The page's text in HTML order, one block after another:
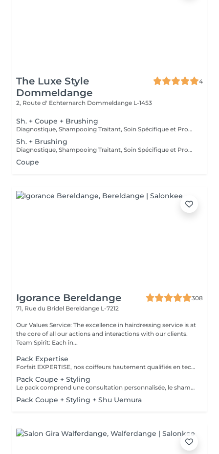
The Luxe Style
Dommeldange
4
2, Route d' Echternarch Dommeldange L-1453
Sh. + Coupe + Brushing
Diagnostique, Shampooing Traitant, Soin Spécifique et Produits Coiffants inclus
Sh. + Brushing
Diagnostique, Shampooing Traitant, Soin Spécifique et Produits Coiffants inclus
Coupe
Igorance Bereldange
308
71, Rue du Bridel Bereldange L-7212
Our Values Service: The excellence in hairdressing service is at
the core of all our actions and interactions with our clients.
Team Spirit: Each in...
Pack Expertise
Forfait EXPERTISE, nos coiffeurs hautement qualifiés en technique anglo-saxonne, en formation continu et diplômés d’une académie anglaise à Paris. Vous offre une séance d’une heure avec votre coach en suivi beauté. Ce pack inclus : 1 h de prestation Un diagnostique personnalisé Shampoing spécifique Haircare Conditioner spécifique Produit de coiffage Coupe Styling Produit de finition
Pack Coupe + Styling
Le pack comprend une consultation personnalisée, le shampooing et le conditionneur spécifiques REDKEN , la coupe IGORANCE (finitions sur cheveux secs) , le séchage et les produits de styling REDKEN * Tarifs à titre indicatifs à confirmer après la consultation personnalisée établit auprès de votre coiffeur/stylist/spécialiste * La direction se réserve le droit d’apporter des modifications pour le bon fonctionnement du salon
Pack Coupe + Styling + Shu Uemura